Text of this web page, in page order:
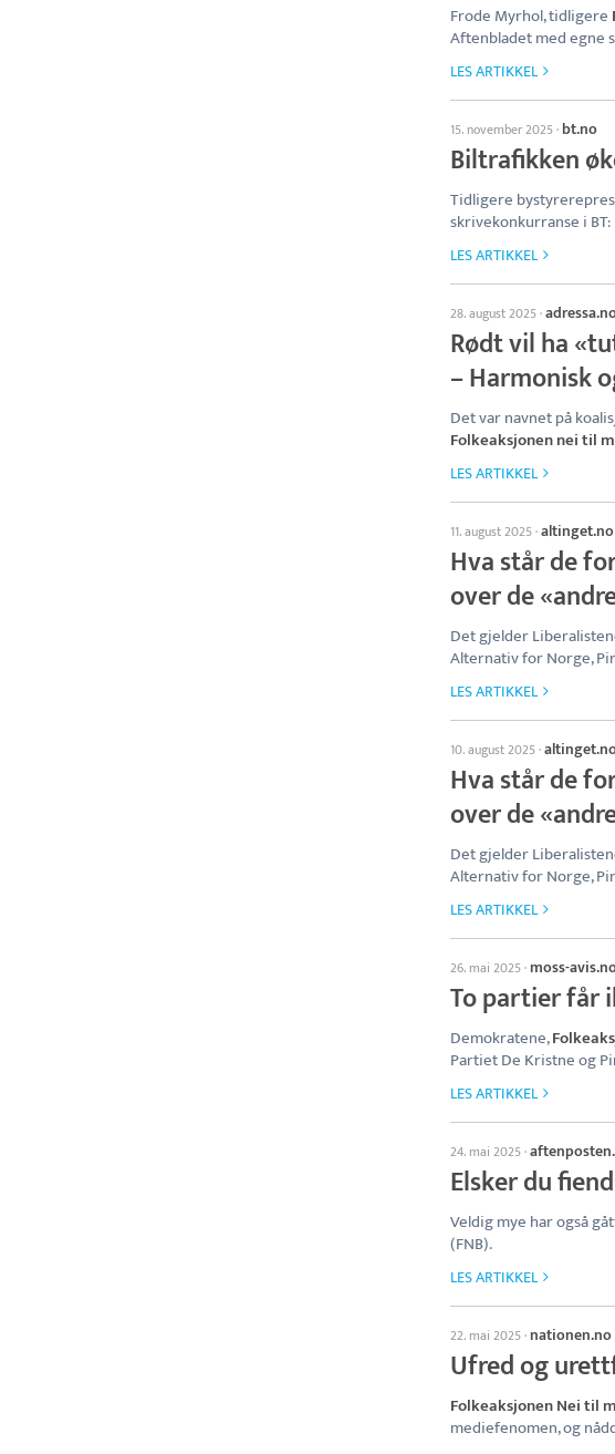
Frode Myrhol, tidligere
Aftenbladet med egne
LES ARTIKKEL
15. november 2025· bt.no
Biltrafikken
Tidligere
skrivekonkurranse i BT:
LES ARTIKKEL
28. august 2025·
Rødt vil ha
– Harmonisk
Det var navnet på
Folkeaksjonen nei til
LES ARTIKKEL
11. august 2025·altinget.no
Hva står de
over de
Det gjelder
Alternativ for Norge,
LES ARTIKKEL
10. august 2025·
Hva står de
over de
Det gjelder
Alternativ for Norge,
LES ARTIKKEL
26. mai 2025· moss-
To partier får
Demokratene,
Partiet De Kristne og
LES ARTIKKEL
24. mai 2025·
Elsker du
Veldig mye har også
(FNB).
LES ARTIKKEL
22. mai 2025· nationen.no
Ufred og
Folkeaksjonen Nei til
mediefenomen, og